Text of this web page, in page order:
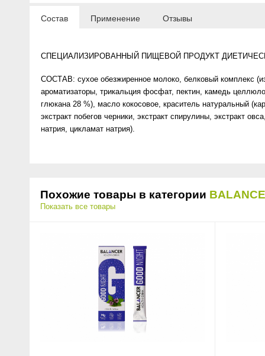
Anny Rey
Happy Dew
Enjoy Care
Green Minds
Состав Применение Отзывы
СПЕЦИАЛИЗИРОВАННЫЙ ПИЩЕВОЙ ПРОДУКТ
СОСТАВ: сухое обезжиренное молоко, белковый комплекс
ароматизаторы, трикальция фосфат, пектин, камедь
глюкана 28 %), масло кокосовое, краситель натуральный
экстракт побегов черники, экстракт спирулины, экстракт
натрия, цикламат натрия).
Похожие товары в категории
Показать все товары